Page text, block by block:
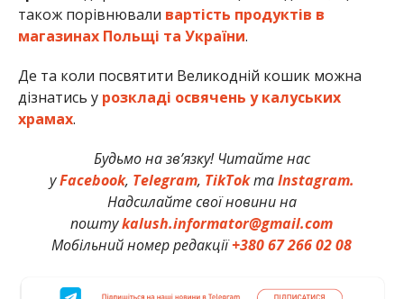
також порівнювали вартість продуктів в
магазинах Польщі та України.
Де та коли посвятити Великодній кошик можна
дізнатись у розкладі освячень у калуських
храмах.
Будьмо на зв’язку! Читайте нас
уFacebook, Telegram, TikTokтаInstagram.
Надсилайте свої новини на
поштуkalush.informator@gmail.com
Мобільний номер редакції+380 67 266 02 08